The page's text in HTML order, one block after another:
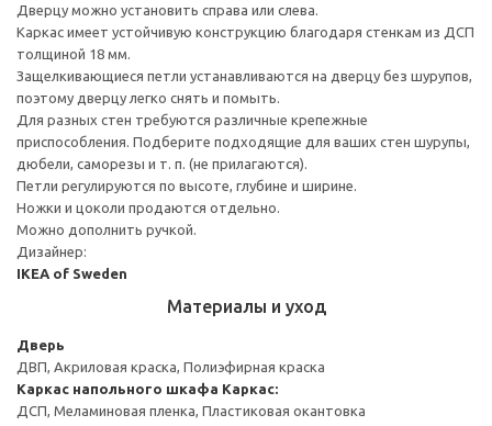
Дверцу можно установить справа или слева.
Каркас имеет устойчивую конструкцию благодаря стенкам из ДСП
толщиной 18 мм.
Защелкивающиеся петли устанавливаются на дверцу без шурупов,
поэтому дверцу легко снять и помыть.
Для разных стен требуются различные крепежные
приспособления. Подберите подходящие для ваших стен шурупы,
дюбели, саморезы и т. п. (не прилагаются).
Петли регулируются по высоте, глубине и ширине.
Ножки и цоколи продаются отдельно.
Можно дополнить ручкой.
Дизайнер:
IKEA of Sweden
Материалы и уход
Дверь
ДВП, Акриловая краска, Полиэфирная краска
Каркас напольного шкафа Каркас:
ДСП, Меламиновая пленка, Пластиковая окантовка